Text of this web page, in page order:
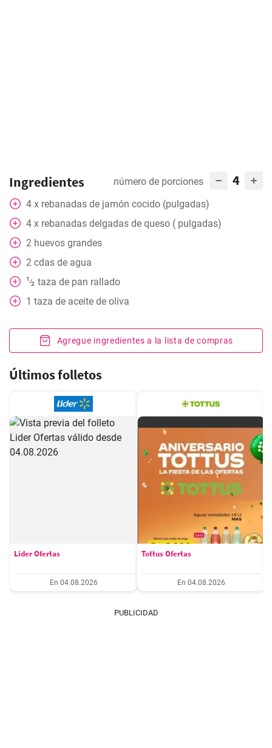
Ingredientes número de porciones 4
4 x rebanadas de jamón cocido (pulgadas)
4 x rebanadas delgadas de queso ( pulgadas)
2 huevos grandes
2 cdas de agua
1⁄2 taza de pan rallado
1 taza de aceite de oliva
Agregue ingredientes a la lista de compras
Últimos folletos
Lider Ofertas
En 04.08.2026
Tottus Ofertas
En 04.08.2026
PUBLICIDAD